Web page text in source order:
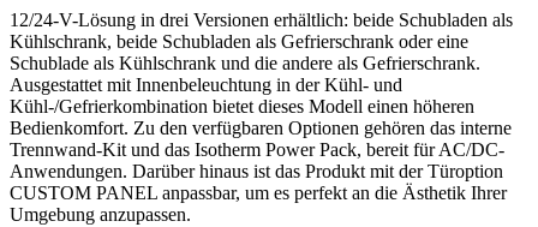
12/24-V-Lösung in drei Versionen erhältlich: beide Schubladen als
Kühlschrank, beide Schubladen als Gefrierschrank oder eine
Schublade als Kühlschrank und die andere als Gefrierschrank.
Ausgestattet mit Innenbeleuchtung in der Kühl- und
Kühl-/Gefrierkombination bietet dieses Modell einen höheren
Bedienkomfort. Zu den verfügbaren Optionen gehören das interne
Trennwand-Kit und das Isotherm Power Pack, bereit für AC/DC-
Anwendungen. Darüber hinaus ist das Produkt mit der Türoption
CUSTOM PANEL anpassbar, um es perfekt an die Ästhetik Ihrer
Umgebung anzupassen.